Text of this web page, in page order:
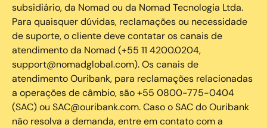
subsidiário, da Nomad ou da Nomad Tecnologia Ltda.
Para quaisquer dúvidas, reclamações ou necessidade
de suporte, o cliente deve contatar os canais de
atendimento da Nomad (+55 11 4200.0204,
support@nomadglobal.com). Os canais de
atendimento Ouribank, para reclamações relacionadas
a operações de câmbio, são +55 0800-775-0404
(SAC) ou SAC@ouribank.com. Caso o SAC do Ouribank
não resolva a demanda, entre em contato com a